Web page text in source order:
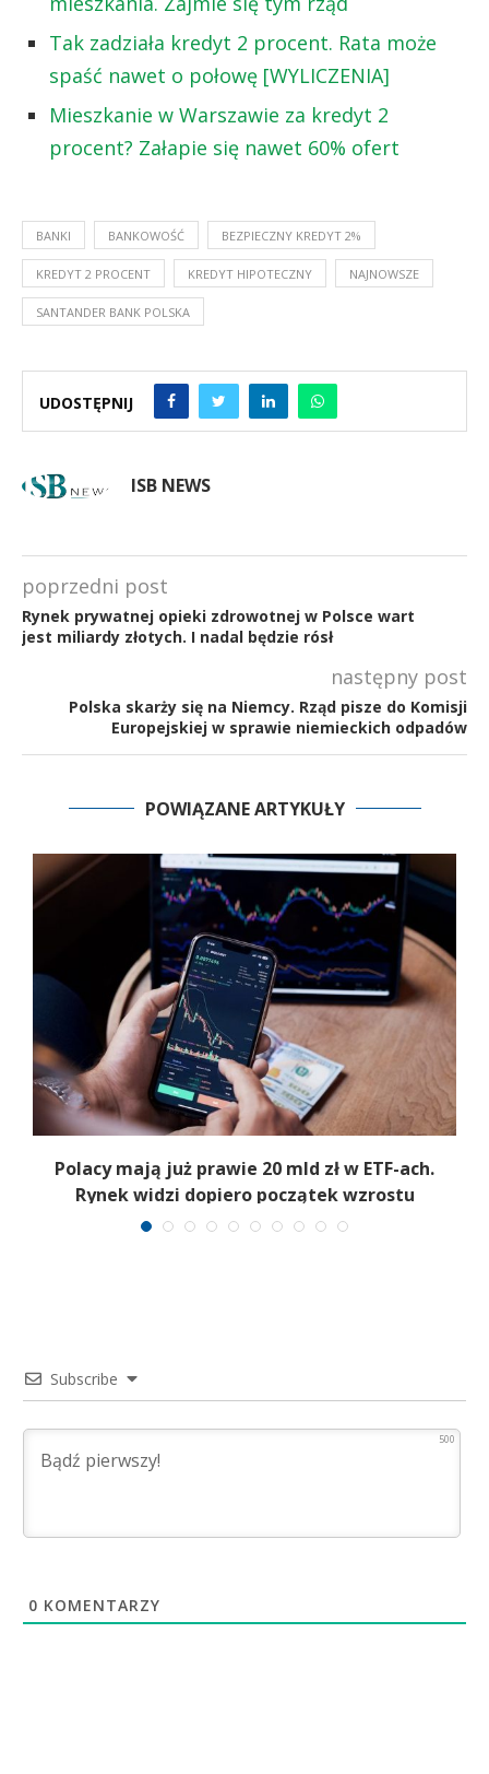
Tak zadziała kredyt 2 procent. Rata może
spaść nawet o połowę [WYLICZENIA]
Mieszkanie w Warszawie za kredyt 2
procent? Załapie się nawet 60% ofert
BANKI BANKOWOŚĆ BEZPIECZNY KREDYT 2%
KREDYT 2 PROCENT KREDYT HIPOTECZNY NAJNOWSZE
SANTANDER BANK POLSKA
UDOSTĘPNIJ
ISB NEWS
poprzedni post
Rynek prywatnej opieki zdrowotnej w Polsce wart
jest miliardy złotych. I nadal będzie rósł
następny post
Polska skarży się na Niemcy. Rząd pisze do Komisji
Europejskiej w sprawie niemieckich odpadów
POWIĄZANE ARTYKUŁY
Polacy mają już prawie 20 mld zł w ETF-ach.
Rynek widzi dopiero początek wzrostu
Subscribe
500
0 KOMENTARZY